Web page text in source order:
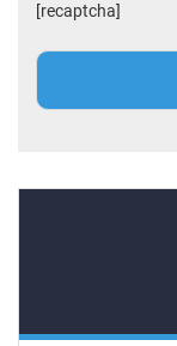
[recaptcha]